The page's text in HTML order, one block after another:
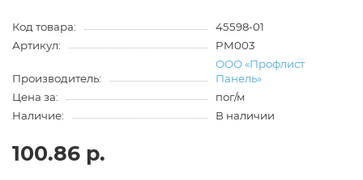
Код товара:
45598-01
Артикул:
PM003
Производитель:
ООО «Профлист
Панель»
Цена за:
пог/м
Наличие:
В наличии
100.86 р.